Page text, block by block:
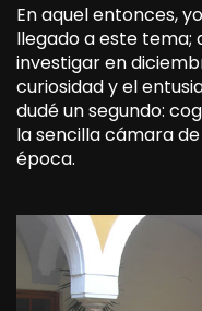
En aquel entonces,
llegado a este tema;
investigar en
curiosidad y el
dudé un segundo:
la sencilla cámara
época.